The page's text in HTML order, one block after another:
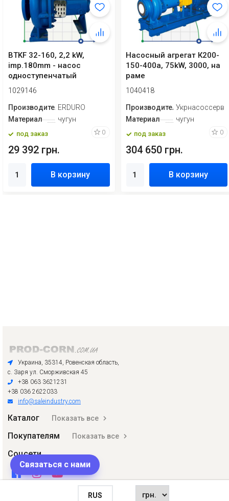
RUS
BTKF 32-160, 2,2 kW,
imp.180mm - насос
одноступенчатый
консольный (3000)
1029146
ПроизводительERDURO
Материал
чугун
под заказ 0
29 392 грн.
В корзину
Насосный агрегат К200-
150-400а, 75kW, 3000, на
раме
1040418
Производитель
Материал
чугун
под заказ 0
304 650 грн.
В корзину
Украина, 35314, Ровенская область,
с. Заря ул. Сморживская 45
+38 063 3621231
+38 036 2622033
info@saleindustry.com
Каталог Показать все
Покупателям Показать все
Соцсети
Связаться с нами